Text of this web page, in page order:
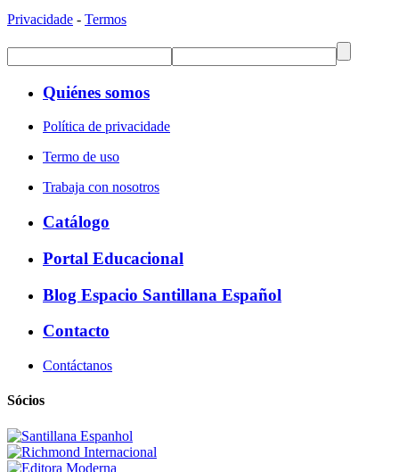
Privacidade - Termos
Quiénes somos
Política de privacidade
Termo de uso
Trabaja con nosotros
Catálogo
Portal Educacional
Blog Espacio Santillana Español
Contacto
Contáctanos
Sócios